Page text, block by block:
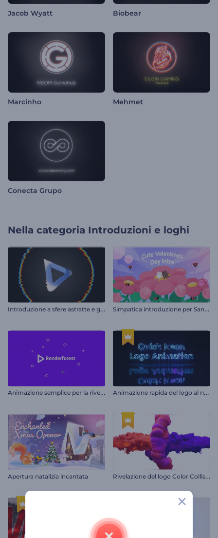
Jacob Wyatt Biobear
Marcinho Mehmet
Conecta Grupo
Nella categoria Introduzioni e loghi
I
ntroduzione a sfere astratte e glitchate S
impatica introduzione per San Valentino
A
nimazione semplice per la rivelazione del logo A
nimazione rapida del logo al neon
Apertura natalizia incantata R
ivelazione del logo Color Collision